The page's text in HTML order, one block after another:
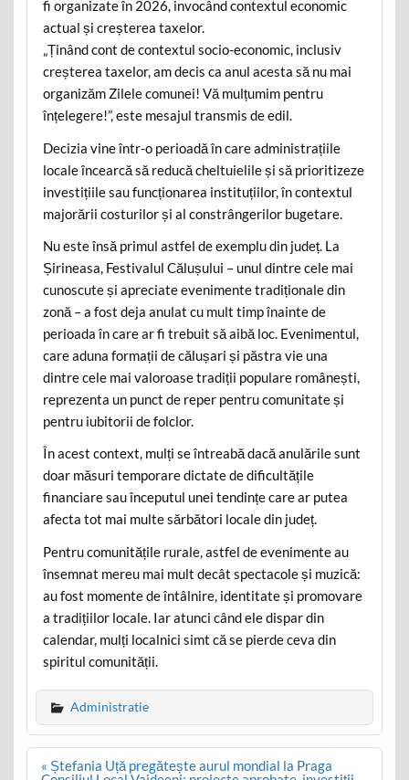
fi organizate în 2026, invocând contextul economic
actual și creșterea taxelor.
„Ținând cont de contextul socio-economic, inclusiv
creșterea taxelor, am decis ca anul acesta să nu mai
organizăm Zilele comunei! Vă mulțumim pentru
înțelegere!”, este mesajul transmis de edil.
Decizia vine într-o perioadă în care administrațiile
locale încearcă să reducă cheltuielile și să prioritizeze
investițiile sau funcționarea instituțiilor, în contextul
majorării costurilor și al constrângerilor bugetare.
Nu este însă primul astfel de exemplu din județ. La
Șirineasa, Festivalul Călușului – unul dintre cele mai
cunoscute și apreciate evenimente tradiționale din
zonă – a fost deja anulat cu mult timp înainte de
perioada în care ar fi trebuit să aibă loc. Evenimentul,
care aduna formații de călușari și păstra vie una
dintre cele mai valoroase tradiții populare românești,
reprezenta un punct de reper pentru comunitate și
pentru iubitorii de folclor.
În acest context, mulți se întreabă dacă anulările sunt
doar măsuri temporare dictate de dificultățile
financiare sau începutul unei tendințe care ar putea
afecta tot mai multe sărbători locale din județ.
Pentru comunitățile rurale, astfel de evenimente au
însemnat mereu mai mult decât spectacole și muzică:
au fost momente de întâlnire, identitate și promovare
a tradițiilor locale. Iar atunci când ele dispar din
calendar, mulți localnici simt că se pierde ceva din
spiritul comunității.
Administratie
Post
« Ștefania Uță pregătește aurul mondial la Praga